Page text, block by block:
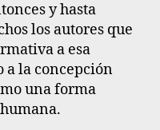
y hasta
los autores que
a esa
la concepción
una forma